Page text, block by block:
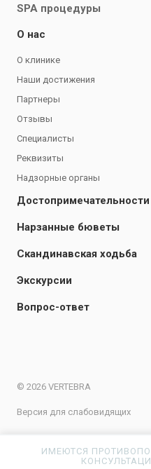
SPA процедуры
О нас
О клинике
Наши достижения
Партнеры
Отзывы
Специалисты
Реквизиты
Надзорные органы
Достопримечательности
Нарзанные бюветы
Скандинавская ходьба
Экскурсии
Вопрос-ответ
© 2026 VERTEBRA
Версия для слабовидящих
ИМЕЮТСЯ